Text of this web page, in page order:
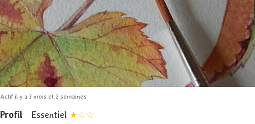
Actif il y a 3 mois et 2 semaines
Profil Essentiel